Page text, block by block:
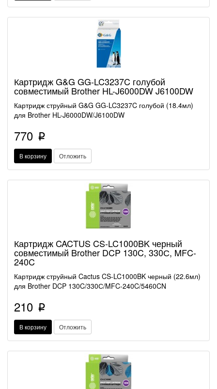
Картридж G&G GG-LC3237C голубой
совместимый Brother HL-J6000DW J6100DW
Картридж струйный G&G GG-LC3237C голубой (18.4мл)
для Brother HL-J6000DW/J6100DW
770 p
В корзину Отложить
Картридж CACTUS CS-LC1000BK черный
совместимый Brother DCP 130C, 330С, MFC-
240C
Картридж струйный Cactus CS-LC1000BK черный (22.6мл)
для Brother DCP 130C/330С/MFC-240C/5460CN
210 p
В корзину Отложить